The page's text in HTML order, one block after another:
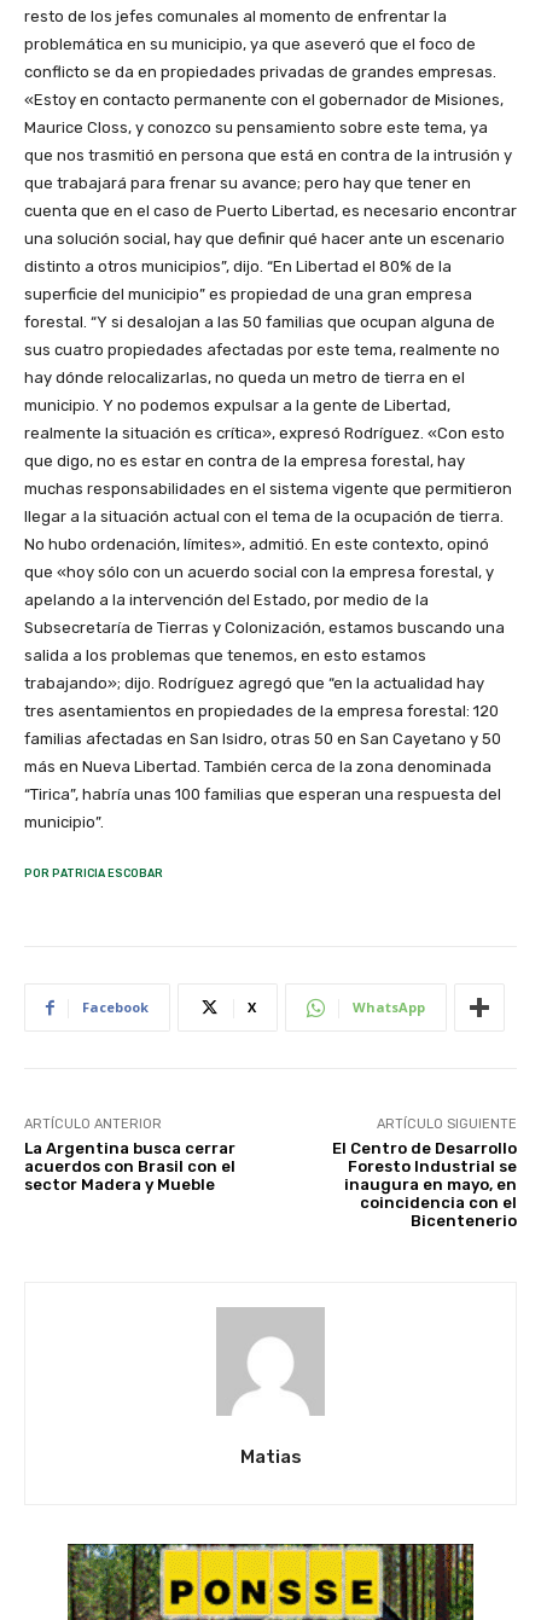
resto de los jefes comunales al momento de enfrentar la
problemática en su municipio, ya que aseveró que el foco de
conflicto se da en propiedades privadas de grandes empresas.
«Estoy en contacto permanente con el gobernador de Misiones,
Maurice Closs, y conozco su pensamiento sobre este tema, ya
que nos trasmitió en persona que está en contra de la intrusión y
que trabajará para frenar su avance; pero hay que tener en
cuenta que en el caso de Puerto Libertad, es necesario encontrar
una solución social, hay que definir qué hacer ante un escenario
distinto a otros municipios”, dijo. “En Libertad el 80% de la
superficie del municipio” es propiedad de una gran empresa
forestal. “Y si desalojan a las 50 familias que ocupan alguna de
sus cuatro propiedades afectadas por este tema, realmente no
hay dónde relocalizarlas, no queda un metro de tierra en el
municipio. Y no podemos expulsar a la gente de Libertad,
realmente la situación es crítica», expresó Rodríguez. «Con esto
que digo, no es estar en contra de la empresa forestal, hay
muchas responsabilidades en el sistema vigente que permitieron
llegar a la situación actual con el tema de la ocupación de tierra.
No hubo ordenación, límites», admitió. En este contexto, opinó
que «hoy sólo con un acuerdo social con la empresa forestal, y
apelando a la intervención del Estado, por medio de la
Subsecretaría de Tierras y Colonización, estamos buscando una
salida a los problemas que tenemos, en esto estamos
trabajando»; dijo. Rodríguez agregó que “en la actualidad hay
tres asentamientos en propiedades de la empresa forestal: 120
familias afectadas en San Isidro, otras 50 en San Cayetano y 50
más en Nueva Libertad. También cerca de la zona denominada
“Tirica”, habría unas 100 familias que esperan una respuesta del
municipio”.
POR PATRICIA ESCOBAR
Facebook X WhatsApp
ARTÍCULO ANTERIOR
La Argentina busca cerrar
acuerdos con Brasil con el
sector Madera y Mueble
ARTÍCULO SIGUIENTE
El Centro de Desarrollo
Foresto Industrial se
inaugura en mayo, en
coincidencia con el
Bicentenerio
Matias